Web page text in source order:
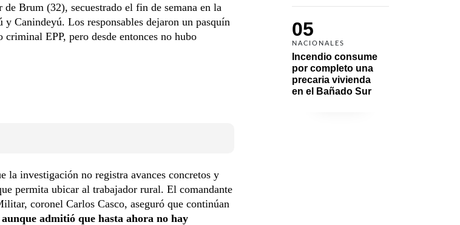
05
NACIONALES
Incendio consume
por completo una
precaria vivienda
en el Bañado Sur
Brum (32), secuestrado el fin de semana en la
Canindeyú. Los responsables dejaron un pasquín
EPP, pero desde entonces no hubo
la investigación no registra avances concretos y
permita ubicar al trabajador rural. El comandante
coronel Carlos Casco, aseguró que continúan
aunque admitió que hasta ahora no hay